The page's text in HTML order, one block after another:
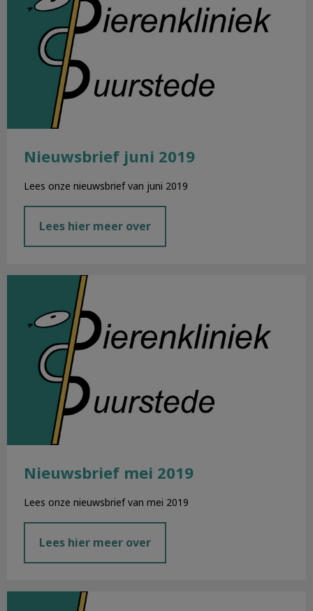
Nieuwsbrief juni 2019
Lees onze nieuwsbrief van juni 2019
Lees hier meer over
Nieuwsbrief mei 2019
Nieuwsbrief mei 2019
Lees onze nieuwsbrief van mei 2019
Lees hier meer over
Nieuwsbrief april 2019